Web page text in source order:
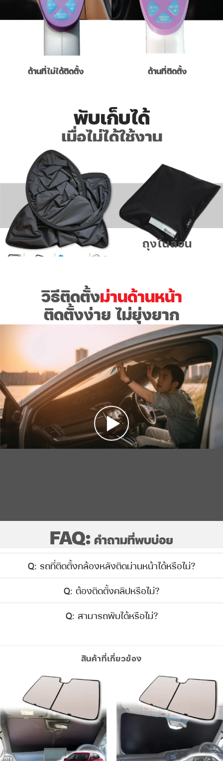
ด้านที่ไม่ได้ติดตั้ง ด้านที่ติดตั้ง
พับเก็บได้
เมื่อไม่ได้ใช้งาน
ถุงไนล่อน
วิธีติดตั้งม่านด้านหน้า
ติดตั้งง่าย ไม่ยุ่งยาก
FAQ: คำถามที่พบบ่อย
Q: รถที่ติดตั้งกล้องหลังติดม่านหน้าได้หรือไม่?
Q: ต้องติดตั้งคลิปหรือไม่?
Q: สามารถพับได้หรือไม่?
สินค้าที่เกี่ยวข้อง